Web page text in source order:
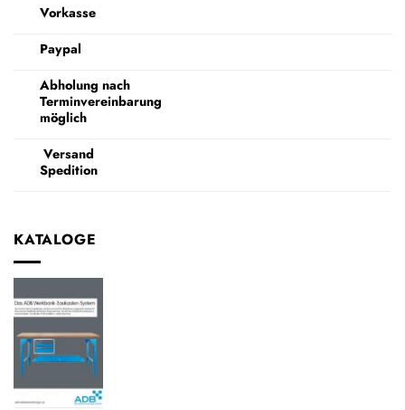
Vorkasse
Paypal
Abholung nach
Terminvereinbarung
möglich
Versand
Spedition
KATALOGE